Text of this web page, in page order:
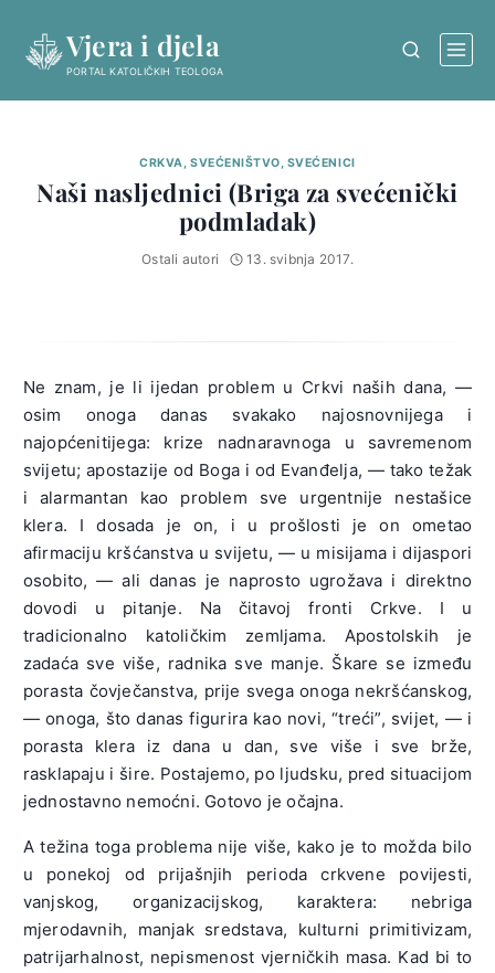
content
Vjera i djela
PORTAL KATOLIČKIH TEOLOGA
CRKVA, SVEĆENIŠTVO, SVEĆENICI
Naši nasljednici (Briga za svećenički
podmladak)
Ostali autori 13. svibnja 2017.
Ne znam, je li ijedan problem u Crkvi naših dana, —
osim onoga danas svakako najosnovnijega i
najopćenitijega: krize nadnaravnoga u savremenom
svijetu; apostazije od Boga i od Evanđelja, — tako težak
i alarmantan kao problem sve urgentnije nestašice
klera. I dosada je on, i u prošlosti je on ometao
afirmaciju kršćanstva u svijetu, — u misijama i dijaspori
osobito, — ali danas je naprosto ugrožava i direktno
dovodi u pitanje. Na čitavoj fronti Crkve. I u
tradicionalno katoličkim zemljama. Apostolskih je
zadaća sve više, radnika sve manje. Škare se između
porasta čovječanstva, prije svega onoga nekršćanskog,
— onoga, što danas figurira kao novi, “treći”, svijet, — i
porasta klera iz dana u dan, sve više i sve brže,
rasklapaju i šire. Postajemo, po ljudsku, pred situacijom
jednostavno nemoćni. Gotovo je očajna.
A težina toga problema nije više, kako je to možda bilo
u ponekoj od prijašnjih perioda crkvene povijesti,
vanjskog, organizacijskog, karaktera: nebriga
mjerodavnih, manjak sredstava, kulturni primitivizam,
patrijarhalnost, nepismenost vjerničkih masa. Kad bi to